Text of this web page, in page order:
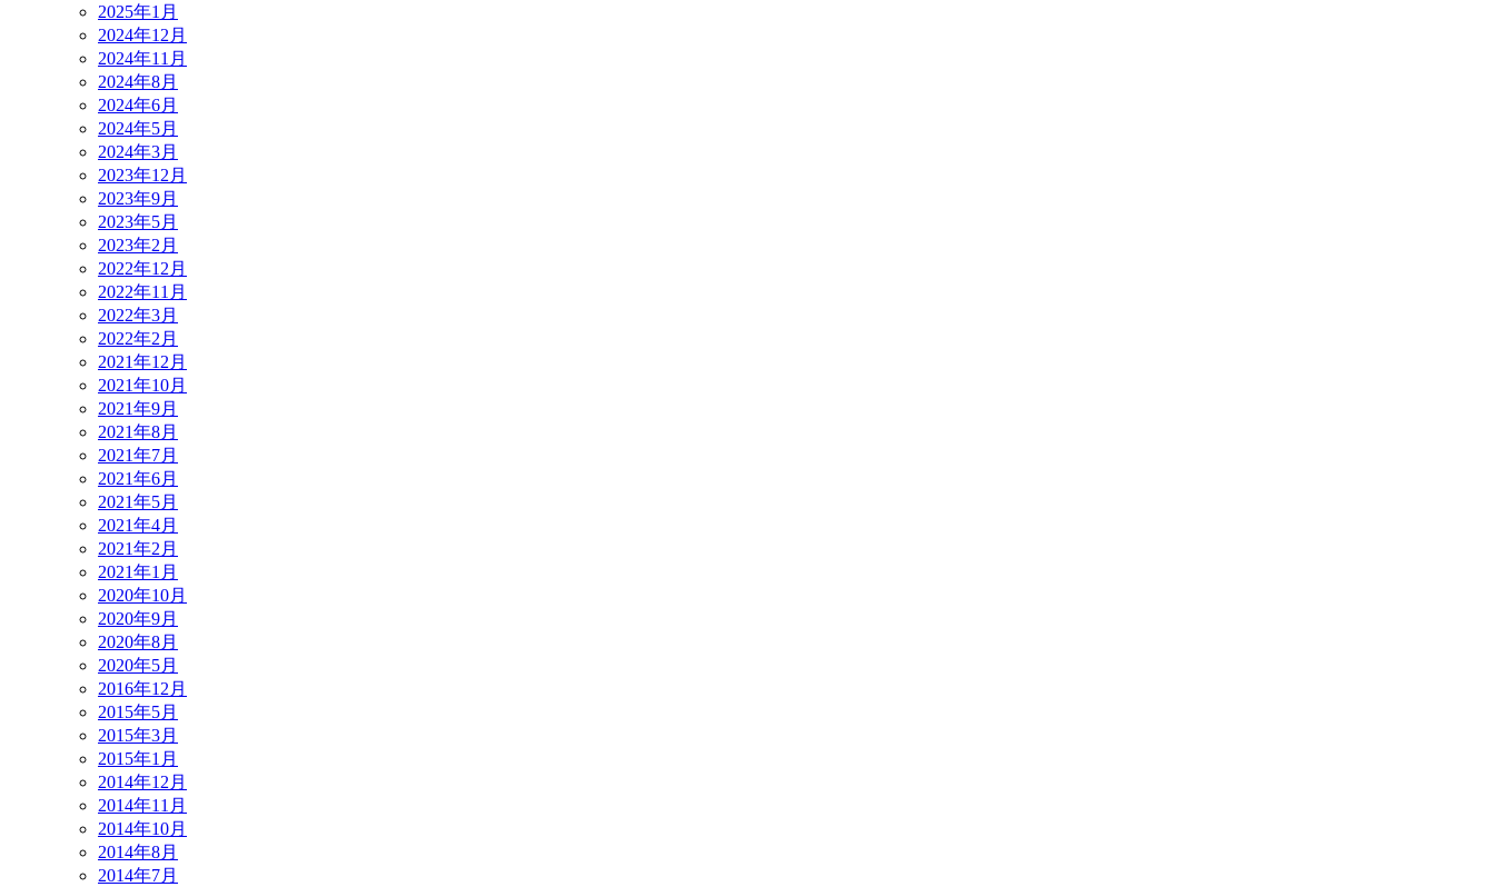
2025年1月
2024年12月
2024年11月
2024年8月
2024年6月
2024年5月
2024年3月
2023年12月
2023年9月
2023年5月
2023年2月
2022年12月
2022年11月
2022年3月
2022年2月
2021年12月
2021年10月
2021年9月
2021年8月
2021年7月
2021年6月
2021年5月
2021年4月
2021年2月
2021年1月
2020年10月
2020年9月
2020年8月
2020年5月
2016年12月
2015年5月
2015年3月
2015年1月
2014年12月
2014年11月
2014年10月
2014年8月
2014年7月